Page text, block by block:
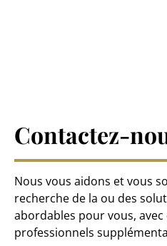
Contactez-
Nous vous aidons et vous
recherche de la ou des
abordables pour vous, avec
professionnels